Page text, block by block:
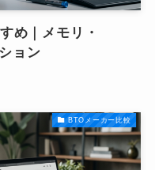
め｜メモリ・
ョン
BTOメーカー比較